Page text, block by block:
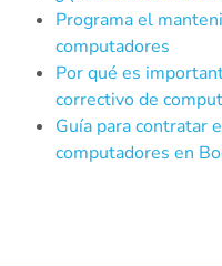
Programa el
computadores
Por qué es
correctivo de
Guía para contratar
computadores en